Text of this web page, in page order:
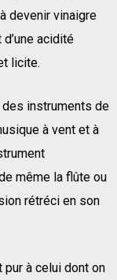
devenir vinaigre
acidité
licite.
instruments de
à vent et à
même la flûte ou
rétréci en son
à celui dont on